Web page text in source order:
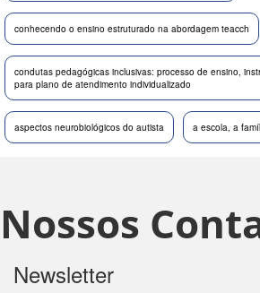
conhecendo o ensino estruturado na abordagem teacch
condutas pedagógicas inclusivas: processo de ensino,
para plano de atendimento individualizado
aspectos neurobiológicos do autista a escola, a
Nossos
Newsletter